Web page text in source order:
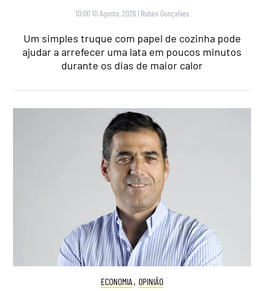
10:00 10 Agosto, 2026 | Rubén Gonçalves
Um simples truque com papel de cozinha pode
ajudar a arrefecer uma lata em poucos minutos
durante os dias de maior calor
ECONOMIA , OPINIÃO